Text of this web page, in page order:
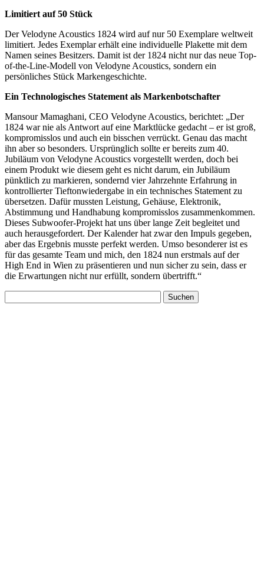
Limitiert auf 50 Stück
Der Velodyne Acoustics 1824 wird auf nur 50 Exemplare weltweit
limitiert. Jedes Exemplar erhält eine individuelle Plakette mit dem
Namen seines Besitzers. Damit ist der 1824 nicht nur das neue Top-
of-the-Line-Modell von Velodyne Acoustics, sondern ein
persönliches Stück Markengeschichte.
Ein Technologisches Statement als Markenbotschafter
Mansour Mamaghani, CEO Velodyne Acoustics, berichtet: „Der
1824 war nie als Antwort auf eine Marktlücke gedacht – er ist groß,
kompromisslos und auch ein bisschen verrückt. Genau das macht
ihn aber so besonders. Ursprünglich sollte er bereits zum 40.
Jubiläum von Velodyne Acoustics vorgestellt werden, doch bei
einem Produkt wie diesem geht es nicht darum, ein Jubiläum
pünktlich zu markieren, sondernd vier Jahrzehnte Erfahrung in
kontrollierter Tieftonwiedergabe in ein technisches Statement zu
übersetzen. Dafür mussten Leistung, Gehäuse, Elektronik,
Abstimmung und Handhabung kompromisslos zusammenkommen.
Dieses Subwoofer-Projekt hat uns über lange Zeit begleitet und
auch herausgefordert. Der Kalender hat zwar den Impuls gegeben,
aber das Ergebnis musste perfekt werden. Umso besonderer ist es
für das gesamte Team und mich, den 1824 nun erstmals auf der
High End in Wien zu präsentieren und nun sicher zu sein, dass er
die Erwartungen nicht nur erfüllt, sondern übertrifft.“